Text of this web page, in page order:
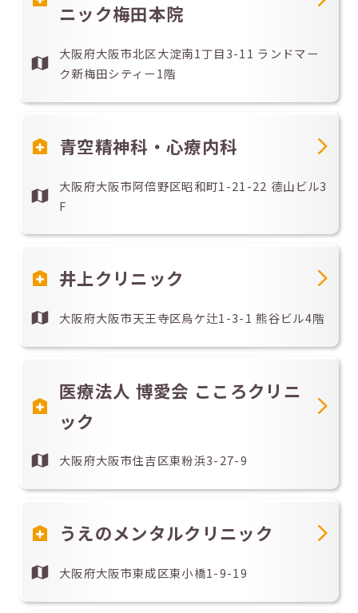
ニック梅田本院
大阪府大阪市北区大淀南1丁目3-11 ランドマー
ク新梅田シティー1階
青空精神科・心療内科
大阪府大阪市阿倍野区昭和町1-21-22 德山ビル3
F
井上クリニック
大阪府大阪市天王寺区烏ケ辻1-3-1 熊谷ビル4階
医療法人 博愛会 こころクリニ
ック
大阪府大阪市住吉区東粉浜3-27-9
うえのメンタルクリニック
大阪府大阪市東成区東小橋1-9-19